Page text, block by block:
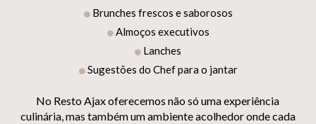
Brunches frescos e saborosos
Almoços executivos
Lanches
Sugestões do Chef para o jantar
No Resto Ajax oferecemos não só uma experiência
culinária, mas também um ambiente acolhedor onde cada